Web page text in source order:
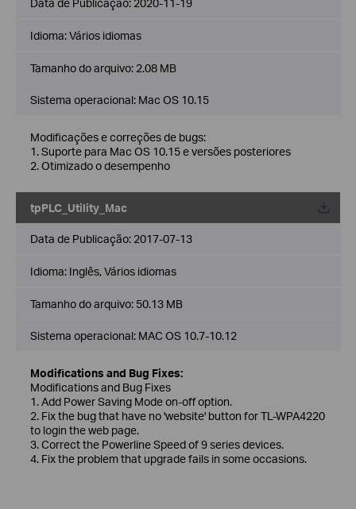
Idioma:Vários idiomas
Tamanho do arquivo: 2.08 MB
Sistema operacional: Mac OS 10.15
Modificações e correções de bugs:
1. Suporte para Mac OS 10.15 e versões posteriores
2. Otimizado o desempenho
tpPLC_Utility_Mac
Data de Publicação: 2017-07-13
Idioma: Inglês, Vários idiomas
Tamanho do arquivo: 50.13 MB
Sistema operacional: MAC OS 10.7-10.12
Modifications and Bug Fixes:
Modifications and Bug Fixes
1. Add Power Saving Mode on-off option.
2. Fix the bug that have no 'website' button for TL-WPA4220
to login the web page.
3. Correct the Powerline Speed of 9 series devices.
4. Fix the problem that upgrade fails in some occasions.